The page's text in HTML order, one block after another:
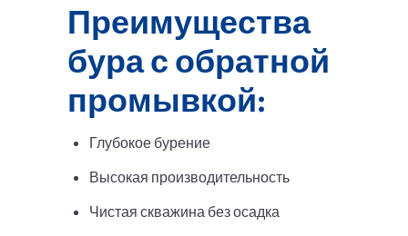
Преимущества
бура с обратной
промывкой:
Глубокое бурение
Высокая производительность
Чистая скважина без осадка